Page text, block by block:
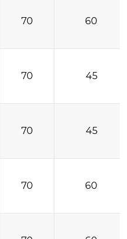
70 60
70 45
70 45
70 60